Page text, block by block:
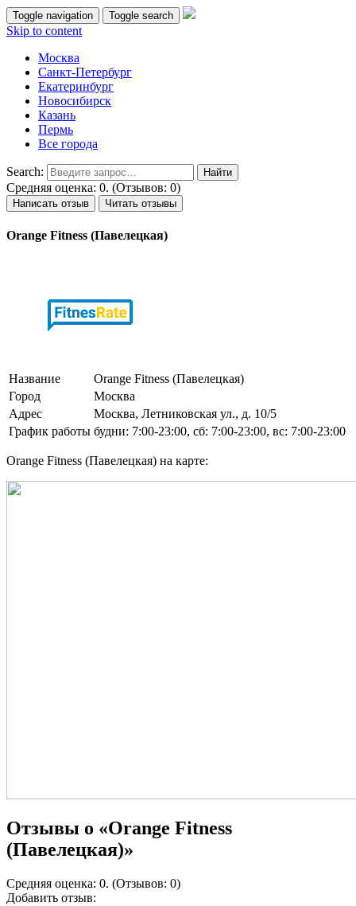
Toggle navigation Toggle search
Skip to content
Москва
Санкт-Петербург
Екатеринбург
Новосибирск
Казань
Пермь
Все города
Search:
Средняя оценка: 0. (Отзывов: 0)
Написать отзыв Читать отзывы
Orange Fitness (Павелецкая)
Название
Orange Fitness (Павелецкая)
Город
Москва
Адрес
Москва, Летниковская ул., д. 10/5
График работы будни: 7:00-23:00, сб: 7:00-23:00, вс: 7:00-23:00
Orange Fitness (Павелецкая) на карте:
Отзывы о «Orange Fitness
(Павелецкая)»
Средняя оценка: 0. (Отзывов: 0)
Добавить отзыв: